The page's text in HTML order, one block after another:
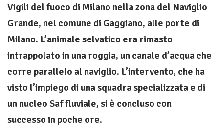
Vigili del fuoco di Milano nella zona del Naviglio
Grande, nel comune di Gaggiano, alle porte di
Milano. L’animale selvatico era rimasto
intrappolato in una roggia, un canale d’acqua che
corre parallelo al naviglio. L’intervento, che ha
visto l’impiego di una squadra specializzata e di
un nucleo Saf fluviale, si è concluso con
successo in poche ore.